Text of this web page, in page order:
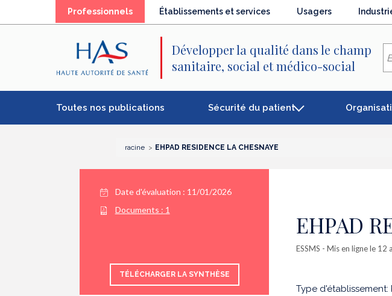
Professionnels Établissements et services Usagers
Développer la qualité dans le champ
sanitaire, social et médico-social
Toutes nos publications Sécurité du patient
racine EHPAD RESIDENCE LA CHESNAYE
Date d'évaluation : 11/01/2026
Documents : 1
TÉLÉCHARGER LA SYNTHÈSE
EHPAD
ESSMS - Mis en ligne le 12
Type d'établissement: